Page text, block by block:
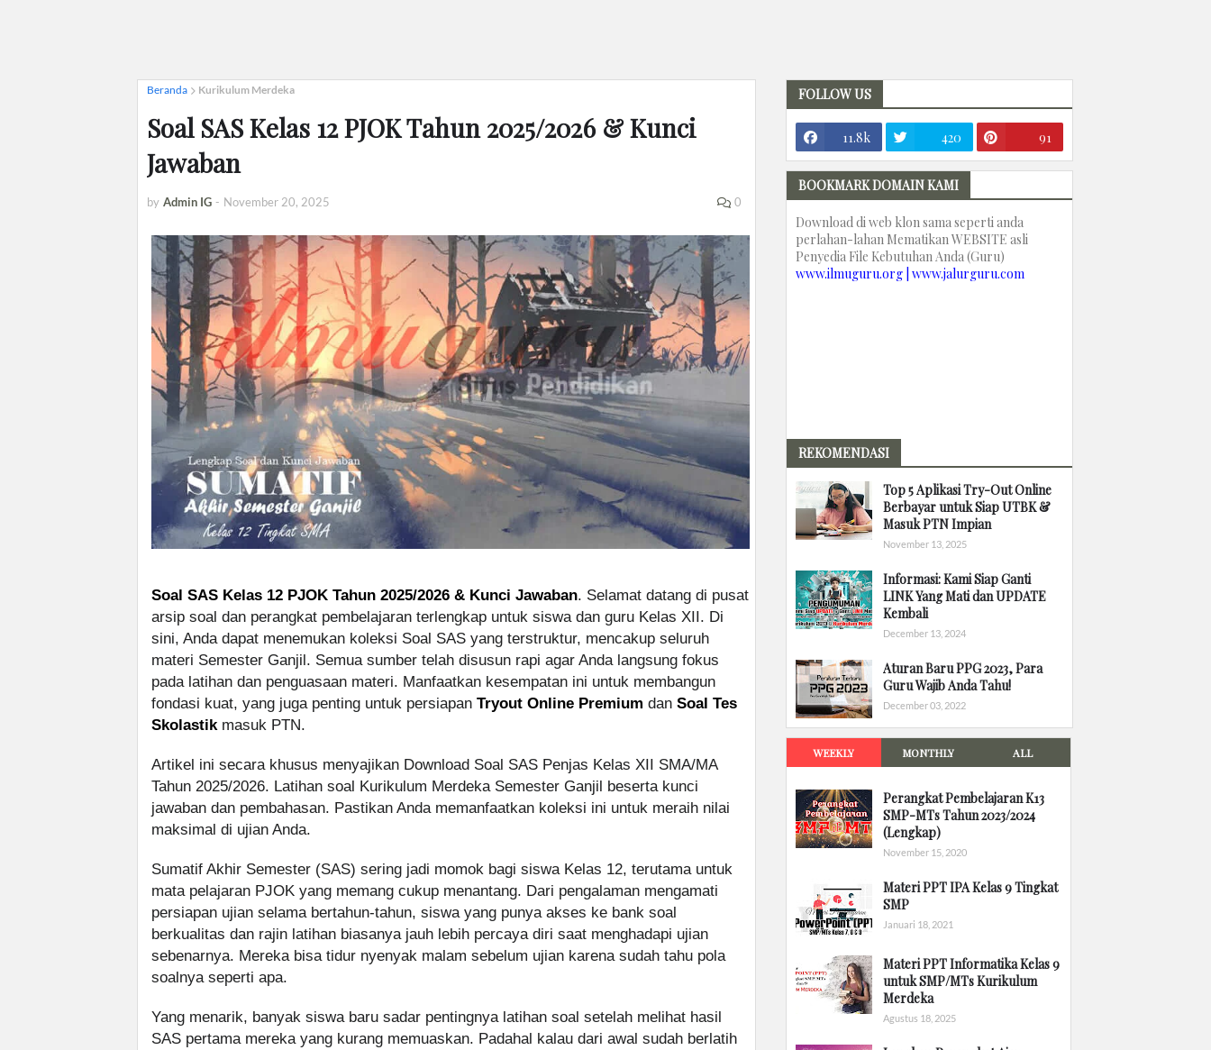
Beranda Kurikulum Merdeka
Soal SAS Kelas 12 PJOK Tahun 2025/2026 & Kunci
Jawaban
by Admin IG - November 20, 2025 0
Soal SAS Kelas 12 PJOK Tahun 2025/2026 & Kunci Jawaban. Selamat datang di pusat
arsip soal dan perangkat pembelajaran terlengkap untuk siswa dan guru Kelas XII. Di
sini, Anda dapat menemukan koleksi Soal SAS yang terstruktur, mencakup seluruh
materi Semester Ganjil. Semua sumber telah disusun rapi agar Anda langsung fokus
pada latihan dan penguasaan materi. Manfaatkan kesempatan ini untuk membangun
fondasi kuat, yang juga penting untuk persiapan Tryout Online Premium dan Soal Tes
Skolastikmasuk PTN.
Artikel ini secara khusus menyajikan Download Soal SAS Penjas Kelas XII SMA/MA
Tahun 2025/2026. Latihan soal Kurikulum Merdeka Semester Ganjil beserta kunci
jawaban dan pembahasan. Pastikan Anda memanfaatkan koleksi ini untuk meraih nilai
maksimal di ujian Anda.
Sumatif Akhir Semester (SAS) sering jadi momok bagi siswa Kelas 12, terutama untuk
mata pelajaran PJOK yang memang cukup menantang. Dari pengalaman mengamati
persiapan ujian selama bertahun-tahun, siswa yang punya akses ke bank soal
berkualitas dan rajin latihan biasanya jauh lebih percaya diri saat menghadapi ujian
sebenarnya. Mereka bisa tidur nyenyak malam sebelum ujian karena sudah tahu pola
soalnya seperti apa.
Yang menarik, banyak siswa baru sadar pentingnya latihan soal setelah melihat hasil
SAS pertama mereka yang kurang memuaskan. Padahal kalau dari awal sudah berlatih
FOLLOW US
11.8k 420 91
BOOKMARK DOMAIN KAMI
Download di web klon sama seperti anda
perlahan-lahan Mematikan WEBSITE asli
Penyedia File Kebutuhan Anda (Guru)
www.ilmuguru.org | www.jalurguru.com
REKOMENDASI
Top 5 Aplikasi Try-Out Online
Berbayar untuk Siap UTBK &
Masuk PTN Impian
November 13, 2025
Informasi: Kami Siap Ganti
LINK Yang Mati dan UPDATE
Kembali
December 13, 2024
Aturan Baru PPG 2023, Para
Guru Wajib Anda Tahu!
December 03, 2022
WEEKLY MONTHLY ALL
Perangkat Pembelajaran K13
SMP-MTs Tahun 2023/2024
(Lengkap)
November 15, 2020
Materi PPT IPA Kelas 9 Tingkat
SMP
Januari 18, 2021
Materi PPT Informatika Kelas 9
untuk SMP/MTs Kurikulum
Merdeka
Agustus 18, 2025